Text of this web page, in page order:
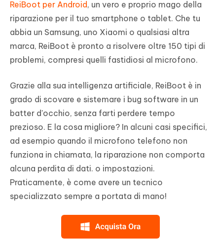
ReiBoot per Android, un vero e proprio mago della
riparazione per il tuo smartphone o tablet. Che tu
abbia un Samsung, uno Xiaomi o qualsiasi altra
marca, ReiBoot è pronto a risolvere oltre 150 tipi di
problemi, compresi quelli fastidiosi al microfono.
Grazie alla sua intelligenza artificiale, ReiBoot è in
grado di scovare e sistemare i bug software in un
batter d'occhio, senza farti perdere tempo
prezioso. E la cosa migliore? In alcuni casi specifici,
ad esempio quando il microfono telefono non
funziona in chiamata, la riparazione non comporta
alcuna perdita di dati. o impostazioni.
Praticamente, è come avere un tecnico
specializzato sempre a portata di mano!